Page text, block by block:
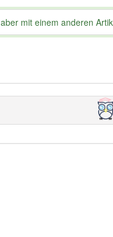
aber mit einem anderen